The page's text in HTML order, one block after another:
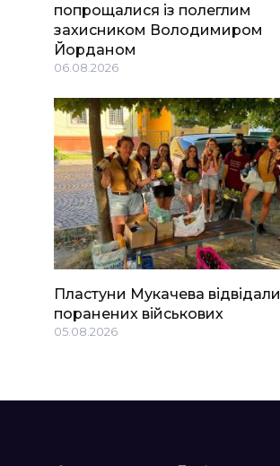
попрощалися із полеглим
захисником Володимиром
Йорданом
06.08.2026
Пластуни Мукачева відвідали
поранених військових
05.08.2026